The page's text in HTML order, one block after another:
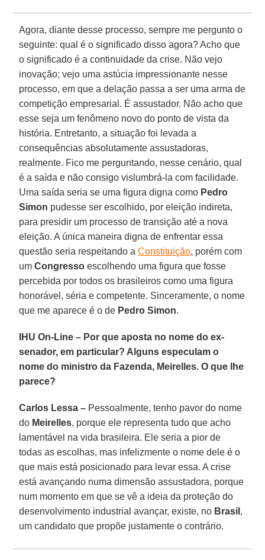
Agora, diante desse processo, sempre me pergunto o
seguinte: qual é o significado disso agora? Acho que
o significado é a continuidade da crise. Não vejo
inovação; vejo uma astúcia impressionante nesse
processo, em que a delação passa a ser uma arma de
competição empresarial. É assustador. Não acho que
esse seja um fenômeno novo do ponto de vista da
história. Entretanto, a situação foi levada a
consequências absolutamente assustadoras,
realmente. Fico me perguntando, nesse cenário, qual
é a saída e não consigo vislumbrá-la com facilidade.
Uma saída seria se uma figura digna como Pedro
Simon pudesse ser escolhido, por eleição indireta,
para presidir um processo de transição até a nova
eleição. A única maneira digna de enfrentar essa
questão seria respeitando aConstituição, porém com
umCongresso escolhendo uma figura que fosse
percebida por todos os brasileiros como uma figura
honorável, séria e competente. Sinceramente, o nome
que me aparece é o de Pedro Simon.
IHU On-Line – Por que aposta no nome do ex-
senador, em particular? Alguns especulam o
nome do ministro da Fazenda, Meirelles. O que lhe
parece?
Carlos Lessa – Pessoalmente, tenho pavor do nome
do Meirelles, porque ele representa tudo que acho
lamentável na vida brasileira. Ele seria a pior de
todas as escolhas, mas infelizmente o nome dele é o
que mais está posicionado para levar essa. A crise
está avançando numa dimensão assustadora, porque
num momento em que se vê a ideia da proteção do
desenvolvimento industrial avançar, existe, no Brasil ,
um candidato que propõe justamente o contrário.